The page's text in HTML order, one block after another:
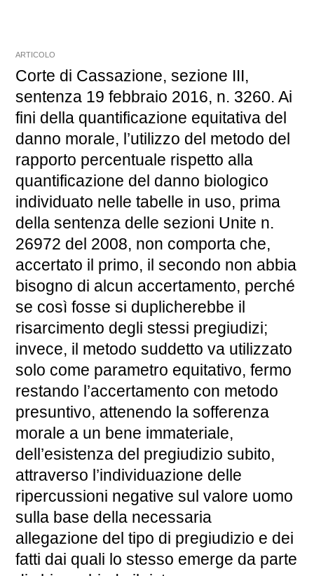
ARTICOLO
Corte di Cassazione, sezione III,
sentenza 19 febbraio 2016, n. 3260. Ai
fini della quantificazione equitativa del
danno morale, l’utilizzo del metodo del
rapporto percentuale rispetto alla
quantificazione del danno biologico
individuato nelle tabelle in uso, prima
della sentenza delle sezioni Unite n.
26972 del 2008, non comporta che,
accertato il primo, il secondo non abbia
bisogno di alcun accertamento, perché
se così fosse si duplicherebbe il
risarcimento degli stessi pregiudizi;
invece, il metodo suddetto va utilizzato
solo come parametro equitativo, fermo
restando l’accertamento con metodo
presuntivo, attenendo la sofferenza
morale a un bene immateriale,
dell’esistenza del pregiudizio subito,
attraverso l’individuazione delle
ripercussioni negative sul valore uomo
sulla base della necessaria
allegazione del tipo di pregiudizio e dei
fatti dai quali lo stesso emerge da parte